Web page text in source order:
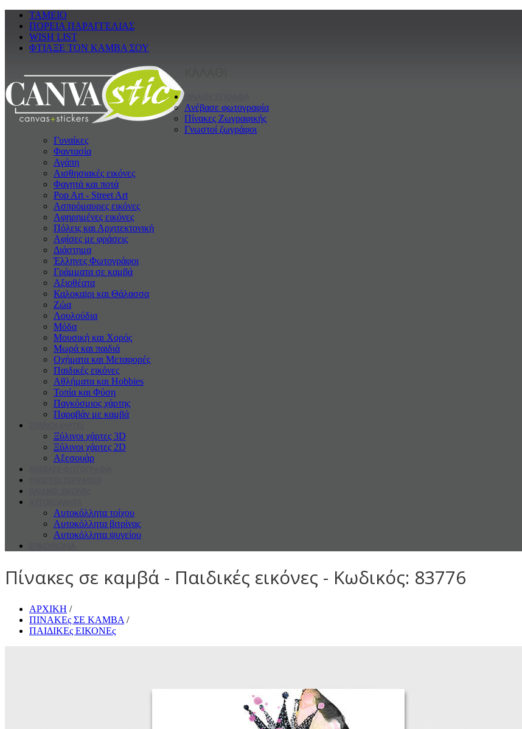
ΤΑΜΕΙΟ
ΠΟΡΕΙΑ ΠΑΡΑΓΓΕΛΙΑΣ
WISH LIST
ΦΤΙΑΞΕ ΤΟΝ ΚΑΜΒΑ ΣΟΥ
Ανέβασε φωτογραφία
Πίνακες Ζωγραφικής
Γνωστοί ζωγράφοι
Γυναίκες
Φαντασία
Αγάπη
Αισθησιακές εικόνες
Φαγητά και ποτά
Pop Art - Street Art
Ασπρόμαυρες εικόνες
Αφηρημένες εικόνες
Πόλεις και Αρχιτεκτονική
Αφίσες με φράσεις
Διάστημα
Έλληνες Φωτογράφοι
Γράμματα σε καμβά
Αξιοθέατα
Καλοκαiρι και Θάλασσα
Ζώα
Λουλούδια
Μόδα
Μουσική και Χορός
Μωρά και παιδιά
Οχήματα και Μεταφορές
Παιδικές εικόνες
Αθλήματα και Hobbies
Τοπία και Φύση
Παγκόσμιος χάρτης
Παραβάν με καμβά
Ξύλινοι χάρτες 3D
Ξύλινοι χάρτες 2D
Αξεσουάρ
Αυτοκόλλητα τοίχου
Αυτοκόλλητα βιτρίνας
Αυτοκόλλητα ψυγείου
Πίνακες σε καμβά - Παιδικές εικόνες - Κωδικός: 83776
ΑΡΧΙΚΗ /
ΠΙΝΑΚΕς ΣΕ ΚΑΜΒΑ /
ΠΑΙΔΙΚΕς ΕΙΚΟΝΕς